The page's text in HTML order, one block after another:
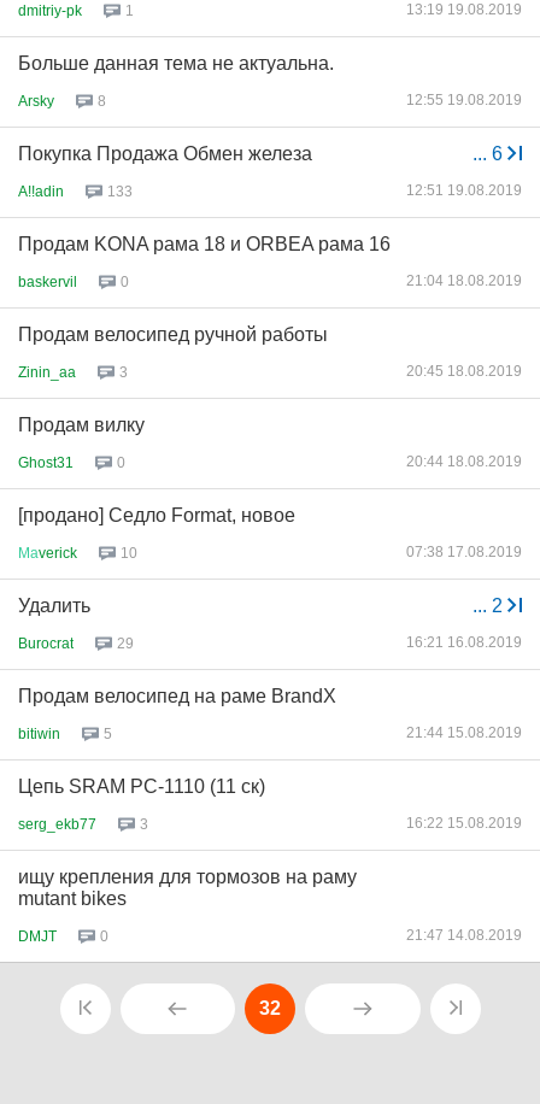
dmitriy-pk 1 13:19 19.08.2019
Больше данная тема не актуальна.
Arsky 8 12:55 19.08.2019
... 6
Покупка Продажа Обмен железа
A!!adin 133 12:51 19.08.2019
Продам KONA рама 18 и ORBEA рама 16
baskervil 0 21:04 18.08.2019
Продам велосипед ручной работы
Zinin_aa 3 20:45 18.08.2019
Продам вилку
Ghost31 0 20:44 18.08.2019
[продано] Седло Format, новое
Маverick 10 07:38 17.08.2019
... 2
Удалить
Burocrat 29 16:21 16.08.2019
Продам велосипед на раме BrandX
bitiwin 5 21:44 15.08.2019
Цепь SRAM РС-1110 (11 ск)
serg_ekb77 3 16:22 15.08.2019
ищу крепления для тормозов на раму
mutant bikes
DMJT 0 21:47 14.08.2019
32